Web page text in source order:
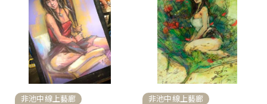
非池中線上藝廊 非池中線上藝廊